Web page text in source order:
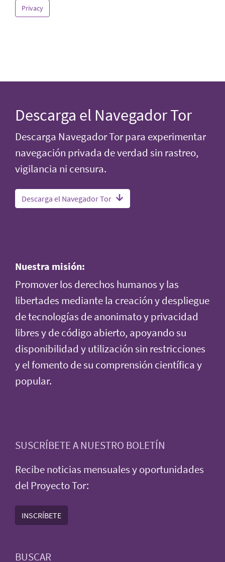
Privacy
Descarga el Navegador Tor
Descarga Navegador Tor para experimentar
navegación privada de verdad sin rastreo,
vigilancia ni censura.
Descarga el Navegador Tor
Nuestra misión:
Promover los derechos humanos y las
libertades mediante la creación y despliegue
de tecnologías de anonimato y privacidad
libres y de código abierto, apoyando su
disponibilidad y utilización sin restricciones
y el fomento de su comprensión científica y
popular.
SUSCRÍBETE A NUESTRO BOLETÍN
Recibe noticias mensuales y oportunidades
del Proyecto Tor:
INSCRÍBETE
BUSCAR